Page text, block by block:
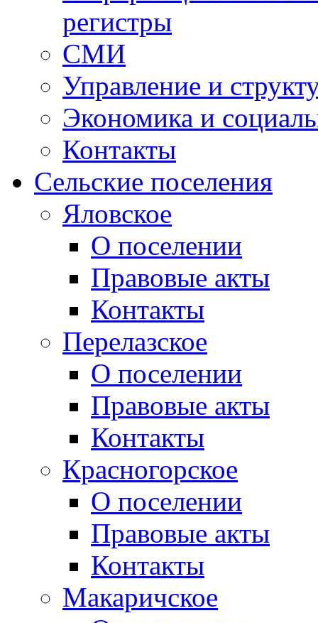
регистры
СМИ
Управление и
Экономика и
Контакты
Сельские поселения
Яловское
О поселении
Правовые акты
Контакты
Перелазское
О поселении
Правовые акты
Контакты
Красногорское
О поселении
Правовые акты
Контакты
Макаричское